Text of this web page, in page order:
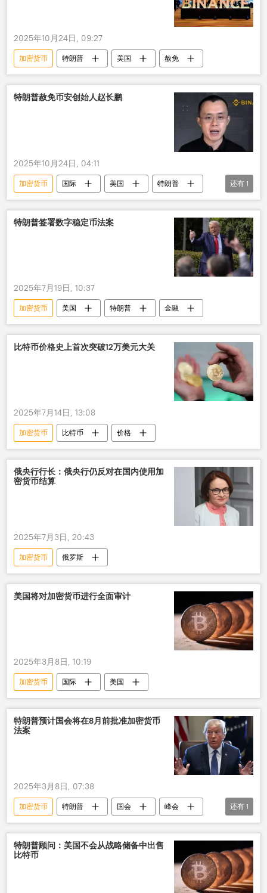
2025年10月24日, 09:27
加密货币 特朗普 美国 赦免
特朗普赦免币安创始人赵长鹏
2025年10月24日, 04:11
加密货币 国际 美国
特朗普
赦免
还有 1
特朗普签署数字稳定币法案
2025年7月19日, 10:37
加密货币 美国 特朗普 金融
比特币价格史上首次突破12万美元大关
2025年7月14日, 13:08
加密货币 比特币 价格
俄央行行长：俄央行仍反对在国内使用加
密货币结算
2025年7月3日, 20:43
加密货币 俄罗斯
美国将对加密货币进行全面审计
2025年3月8日, 10:19
加密货币 国际 美国
特朗普预计国会将在8月前批准加密货币
法案
2025年3月8日, 07:38
加密货币 特朗普 国会
峰会
法案
还有 1
特朗普顾问：美国不会从战略储备中出售
比特币